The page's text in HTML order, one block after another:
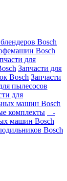
Bosch
Bosch
для
Запчасти для
Bosch Запчасти
пылесосов
для
машин Bosch
комплекты
-
машин Bosch
Bosch